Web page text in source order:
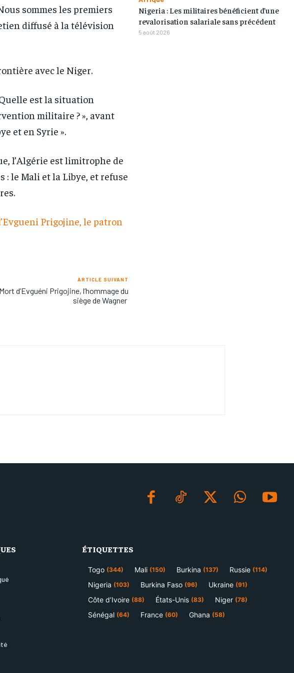
sommes les premiers
diffusé à la télévision
avec le Niger.
est la situation
militaire ? », avant
et en Syrie ».
l’Algérie est limitrophe de
: le Mali et la Libye, et refuse
Prigojine, le patron
ARTICLE SUIVANT
Mort d’Evguéni Prigojine, l’hommage du
siège de Wagner
Nigeria : Les militaires bénéficient d’une
revalorisation salariale sans précédent
5 août 2026
ÉTIQUETTES
Togo (344) Mali (150) Burkina (137) Russie (114)
Nigeria (103) Burkina Faso (96) Ukraine (91)
Côte d’Ivoire (88) États-Unis (83) Niger (78)
Sénégal (64) France (60) Ghana (58)